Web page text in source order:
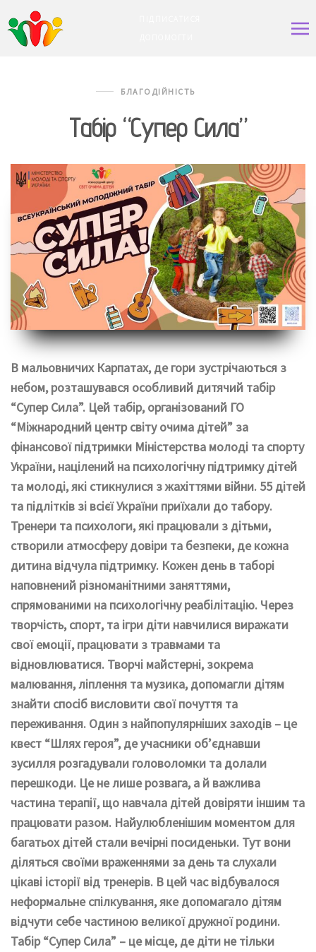
БЛАГОДІЙНІСТЬ
Табір “Супер Сила”
В мальовничих Карпатах, де гори зустрічаються з
небом, розташувався особливий дитячий табір
“Супер Сила”. Цей табір, організований ГО
“Міжнародний центр світу очима дітей” за
фінансової підтримки Міністерства молоді та спорту
України, націлений на психологічну підтримку дітей
та молоді, які стикнулися з жахіттями війни. 55 дітей
та підлітків зі всієї України приїхали до табору.
Тренери та психологи, які працювали з дітьми,
створили атмосферу довіри та безпеки, де кожна
дитина відчула підтримку. Кожен день в таборі
наповнений різноманітними заняттями,
спрямованими на психологічну реабілітацію. Через
творчість, спорт, та ігри діти навчилися виражати
свої емоції, працювати з травмами та
відновлюватися. Творчі майстерні, зокрема
малювання, ліплення та музика, допомагли дітям
знайти спосіб висловити свої почуття та
переживання. Один з найпопулярніших заходів – це
квест “Шлях героя”, де учасники об’єднавши
зусилля розгадували головоломки та долали
перешкоди. Це не лише розвага, а й важлива
частина терапії, що навчала дітей довіряти іншим та
працювати разом. Найулюбленішим моментом для
багатьох дітей стали вечірні посиденьки. Тут вони
діляться своїми враженнями за день та слухали
цікаві історії від тренерів. В цей час відбувалося
неформальне спілкування, яке допомагало дітям
відчути себе частиною великої дружної родини.
Табір “Супер Сила” – це місце, де діти не тільки